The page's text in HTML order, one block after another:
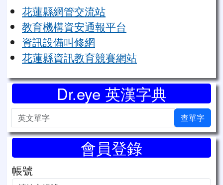
花蓮縣網管交流站
教育機構資安通報平台
資訊設備叫修網
花蓮縣資訊教育競賽網站
Dr.eye 英漢字典
英文單字 查單字
會員登錄
帳號